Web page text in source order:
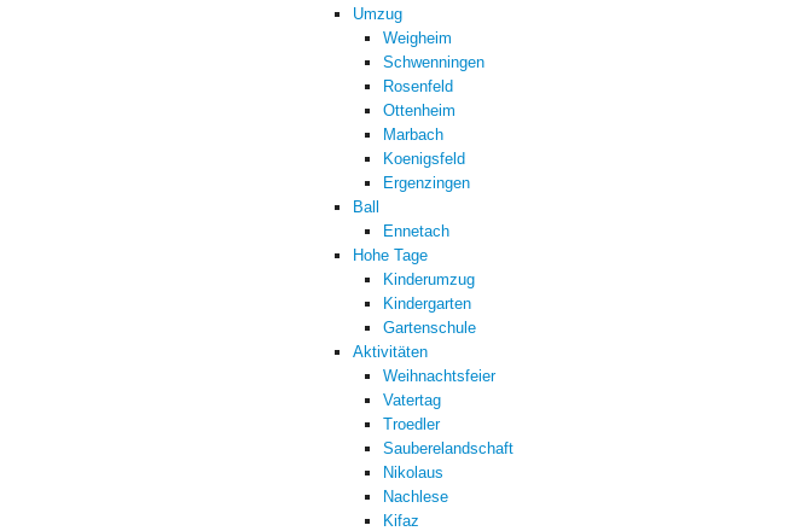
Umzug
Weigheim
Schwenningen
Rosenfeld
Ottenheim
Marbach
Koenigsfeld
Ergenzingen
Ball
Ennetach
Hohe Tage
Kinderumzug
Kindergarten
Gartenschule
Aktivitäten
Weihnachtsfeier
Vatertag
Troedler
Sauberelandschaft
Nikolaus
Nachlese
Kifaz